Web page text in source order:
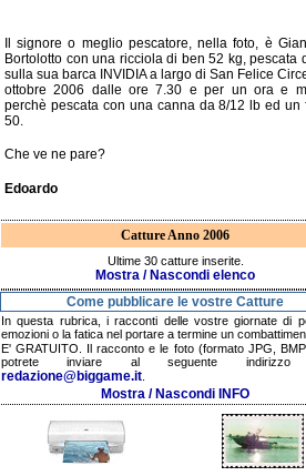
Il signore o meglio pescatore, nella foto, è
Bortolotto con una ricciola di ben 52 kg, pescata
sulla sua barca INVIDIA a largo di San Felice
ottobre 2006 dalle ore 7.30 e per un ora e
perchè pescata con una canna da 8/12 lb ed un
50.
Che ve ne pare?
Edoardo
Catture Anno 2006
Ultime 30 catture inserite.
Mostra / Nascondi elenco
Come pubblicare le vostre Catture
In questa rubrica, i racconti delle vostre giornate di
emozioni o la fatica nel portare a termine un
E' GRATUITO. Il racconto e le foto (formato JPG,
potrete inviare al seguente indirizzo
redazione@biggame.it
Mostra / Nascondi INFO